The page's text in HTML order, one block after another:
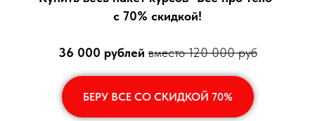
с 70% скидкой!
36 000 рублей вместо 120 000 руб
БЕРУ ВСЕ СО СКИДКОЙ 70%